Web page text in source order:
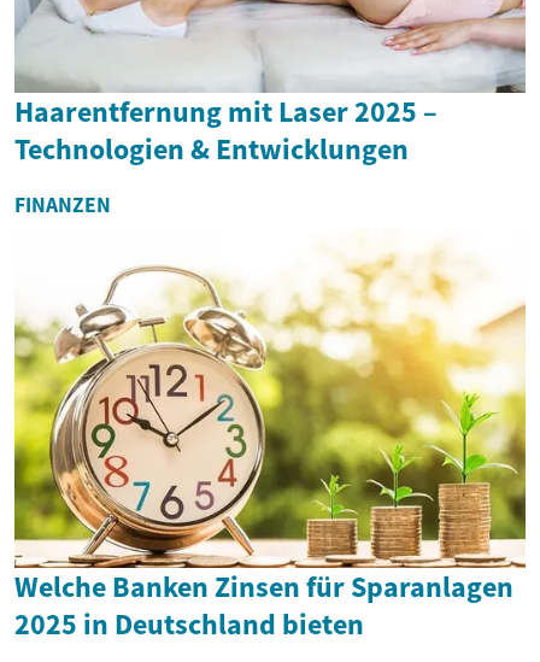
Haarentfernung mit Laser 2025 –
Technologien & Entwicklungen
FINANZEN
Welche Banken Zinsen für Sparanlagen
2025 in Deutschland bieten